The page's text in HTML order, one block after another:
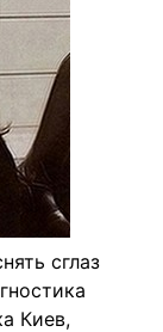
сглаз
Киев,